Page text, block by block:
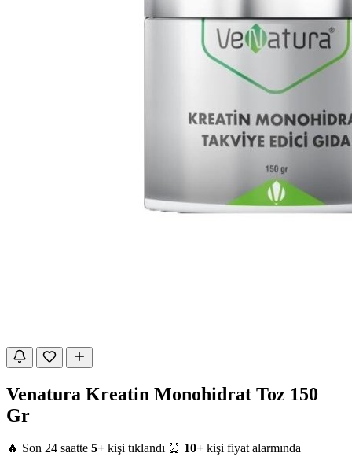
Venatura Kreatin Monohidrat Toz 150
Gr
🔥 Son 24 saatte 5+ kişi tıklandı ⏰ 10+ kişi fiyat alarmında